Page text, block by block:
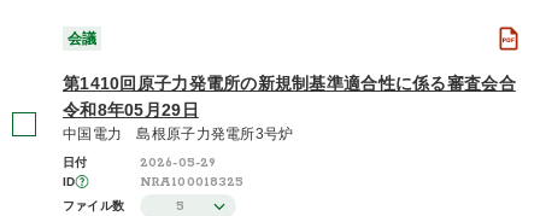
会議
第1410回原子力発電所の新規制基準適合性に係る審査会合
令和8年05月29日
中国電力 島根原子力発電所3号炉
日付 2026-05-29
ID NRA100018325
ファイル数 5